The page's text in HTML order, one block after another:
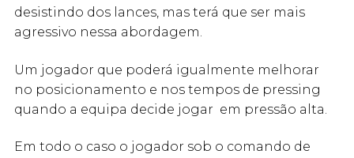
desistindo dos lances, mas terá que ser mais
agressivo nessa abordagem.
Um jogador que poderá igualmente melhorar
no posicionamento e nos tempos de pressing
quando a equipa decide jogar em pressão alta.
Em todo o caso o jogador sob o comando de